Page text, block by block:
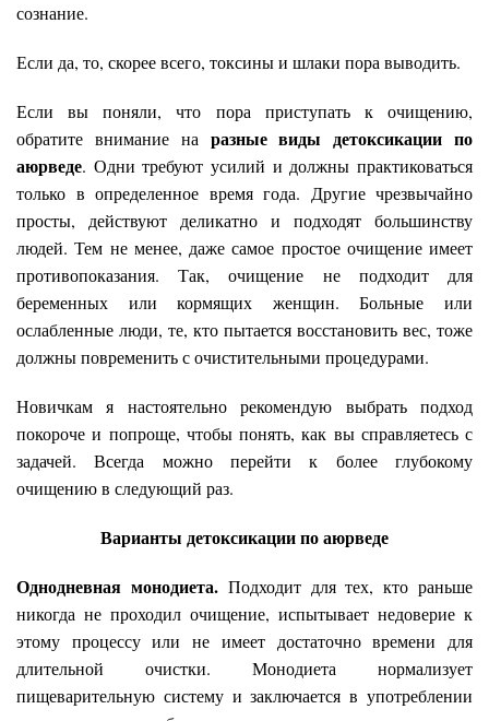
сознание.
Если да, то, скорее всего, токсины и шлаки пора выводить.
Если вы поняли, что пора приступать к очищению,
обратите внимание на разные виды детоксикации по
аюрведе. Одни требуют усилий и должны практиковаться
только в определенное время года. Другие чрезвычайно
просты, действуют деликатно и подходят большинству
людей. Тем не менее, даже самое простое очищение имеет
противопоказания. Так, очищение не подходит для
беременных или кормящих женщин. Больные или
ослабленные люди, те, кто пытается восстановить вес, тоже
должны повременить с очистительными процедурами.
Новичкам я настоятельно рекомендую выбрать подход
покороче и попроще, чтобы понять, как вы справляетесь с
задачей. Всегда можно перейти к более глубокому
очищению в следующий раз.
Варианты детоксикации по аюрведе
Однодневная монодиета.Подходит для тех, кто раньше
никогда не проходил очищение, испытывает недоверие к
этому процессу или не имеет достаточно времени для
длительной очистки. Монодиета нормализует
пищеварительную систему и заключается в употреблении